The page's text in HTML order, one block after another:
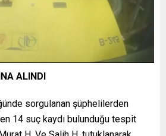
ALINDI
sorgulanan şüphelilerden
14 suç kaydı bulunduğu tespit